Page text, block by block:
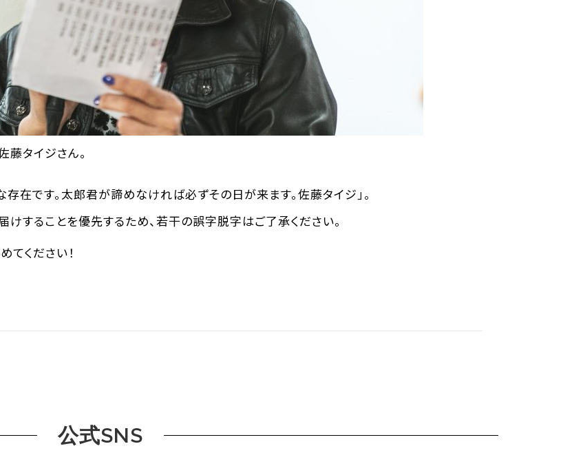
藤タイジさん。
です。太郎君が諦めなければ必ずその日が来ます。佐藤タイジ」。
することを優先するため、若干の誤字脱字はご了承ください。
ください！
公式SNS